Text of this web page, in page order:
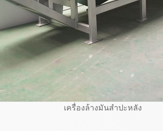
เครื่องล้างมันสำปะหลัง